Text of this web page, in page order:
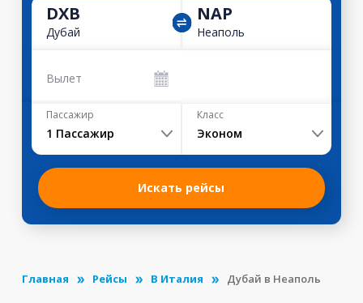
DXB
Дубай
NAP
Неаполь
Вылет
Пассажир
1 Пассажир
Класс
Эконом
Искать рейсы
Главная Рейсы В Италия Дубай в Неаполь